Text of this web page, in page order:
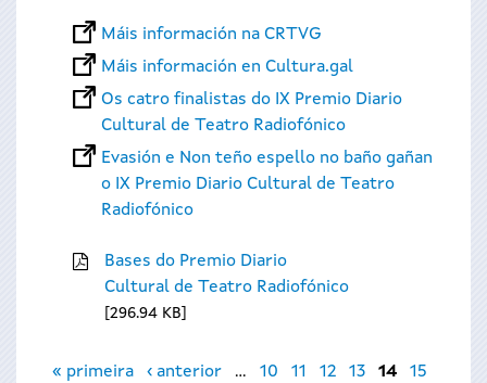
Máis información na CRTVG
Máis información en Cultura.gal
Os catro finalistas do IX Premio Diario
Cultural de Teatro Radiofónico
Evasión e Non teño espello no baño gañan
o IX Premio Diario Cultural de Teatro
Radiofónico
Bases do Premio Diario
Cultural de Teatro Radiofónico
296.94 KB
Páxinas
« primeira ‹ anterior … 10 11 12 13 14
15